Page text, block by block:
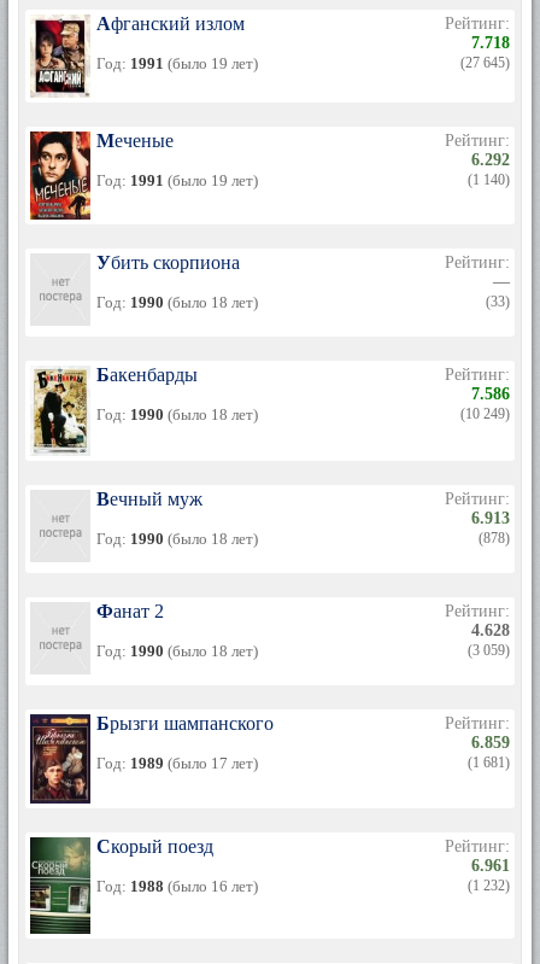
Афганский излом
Год: 1991 (было 19 лет)
Рейтинг:
7.718
(27 645)
Меченые
Год: 1991 (было 19 лет)
Рейтинг:
6.292
(1 140)
Убить скорпиона
Год: 1990 (было 18 лет)
Рейтинг:
—
(33)
Бакенбарды
Год: 1990 (было 18 лет)
Рейтинг:
7.586
(10 249)
Вечный муж
Год: 1990 (было 18 лет)
Рейтинг:
6.913
(878)
Фанат 2
Год: 1990 (было 18 лет)
Рейтинг:
4.628
(3 059)
Брызги шампанского
Год: 1989 (было 17 лет)
Рейтинг:
6.859
(1 681)
Скорый поезд
Год: 1988 (было 16 лет)
Рейтинг:
6.961
(1 232)